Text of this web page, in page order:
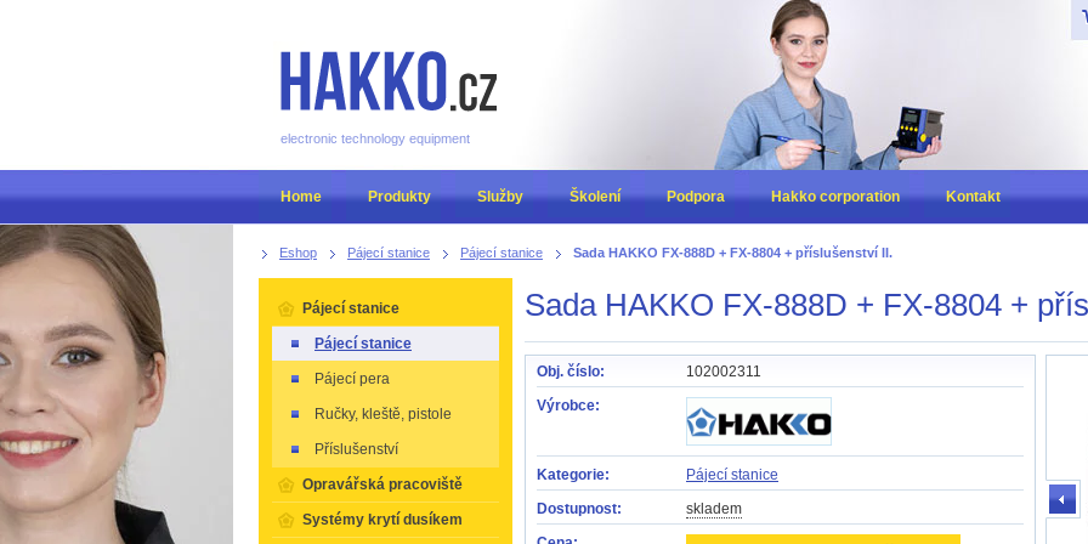
Eshop Pájecí stanice Pájecí stanice Sada HAKKO FX-888D + FX-8804 + příslušenství II.
Sada HAKKO FX-888D + FX-8804 +
Obj. číslo:
102002311
Výrobce:
Kategorie:
Pájecí stanice
Dostupnost:
skladem
Pájecí stanice
Pájecí stanice
Pájecí pera
Ručky, kleště, pistole
Příslušenství
Opravářská pracoviště
Systémy krytí dusíkem
electronic technology equipment
Home Produkty Služby Školení Podpora Hakko corporation Kontakt